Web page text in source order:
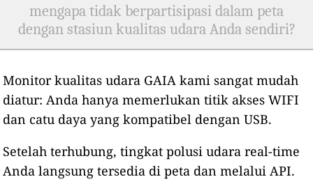
mengapa tidak berpartisipasi dalam peta
dengan stasiun kualitas udara Anda sendiri?
Monitor kualitas udara GAIA kami sangat mudah
diatur: Anda hanya memerlukan titik akses WIFI
dan catu daya yang kompatibel dengan USB.
Setelah terhubung, tingkat polusi udara real-time
Anda langsung tersedia di peta dan melalui API.